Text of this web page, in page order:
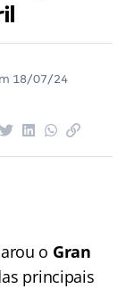
18/07/24
o Gran
principais